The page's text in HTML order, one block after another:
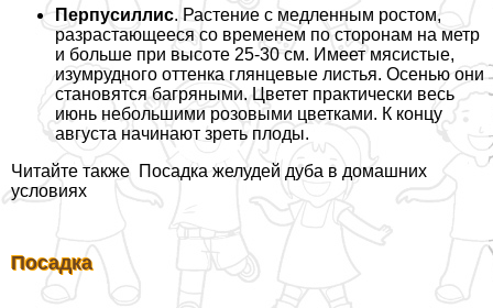
Перпусиллис. Растение с медленным ростом,
разрастающееся со временем по сторонам на метр
и больше при высоте 25-30 см. Имеет мясистые,
изумрудного оттенка глянцевые листья. Осенью они
становятся багряными. Цветет пpaктически весь
июнь небольшими розовыми цветками. К концу
августа начинают зреть плоды.
Читайте также Посадка желудей дуба в домашних
условиях
Посадка